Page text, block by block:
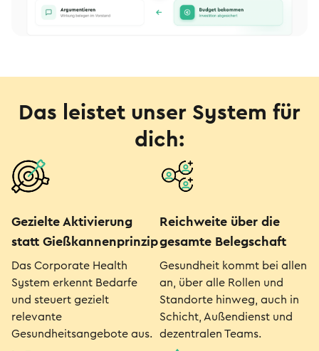
Das leistet unser System für
dich:
Gezielte Aktivierung
statt Gießkannenprinzip
Das Corporate Health
System erkennt Bedarfe
und steuert gezielt
relevante
Gesundheitsangebote aus.
Reichweite über die
gesamte Belegschaft
Gesundheit kommt bei allen
an, über alle Rollen und
Standorte hinweg, auch in
Schicht, Außendienst und
dezentralen Teams.